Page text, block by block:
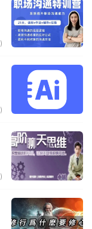
)
)
)